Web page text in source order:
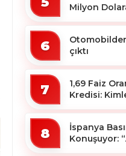
Milyon
6
çıktı
7
1,69 Faiz
Kredisi:
8
İspanya
Konuşuyor: